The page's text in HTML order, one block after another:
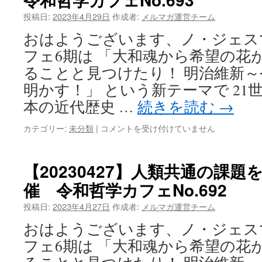
と
日
の
ピ
ス
リ
ー
ダ
ー
シ
令
和
哲
学
フ
ェ
No.694
投稿日: 2023年4月29日 作成者: メルマガ運営チーム
おはようございます、ノ・ジェ
フェ6期は 「大和魂から希望の花
ることと見つけたり！ 明治維新
明かす！」 という新テーマで 21
本の近代歴史 … 続きを読む →
カテゴリー: 未分類 | 【20230429】
で
教
育
ブ
ム
を
コメントを受け付けていません
【20230427】人類共通の課題
催 令和哲学カフェNo.692
投稿日: 2023年4月27日 作成者: メルマガ運営チーム
おはようございます、ノ・ジェ
フェ6期は 「大和魂から希望の花